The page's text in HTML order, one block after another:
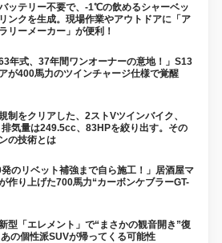
ッテリー不要で、-1℃の飲めるシャーベッ
リンクを生成。現場作業やアウトドアに「ア
リーメーカー」が便利！
63年式、37年間ワンオーナーの意地！」S13
が400馬力のツインチャージ仕様で覚醒
制をクリアした、2ストVツインバイク、
気量は249.5cc、83HPを絞り出す。その
の技術とは
発のリベット補強まで自ら施工！」居酒屋マ
作り上げた700馬力“カーボンケブラーGT-
型「エレメント」で“まさかの観音開き”復
の個性派SUVが帰ってくる可能性